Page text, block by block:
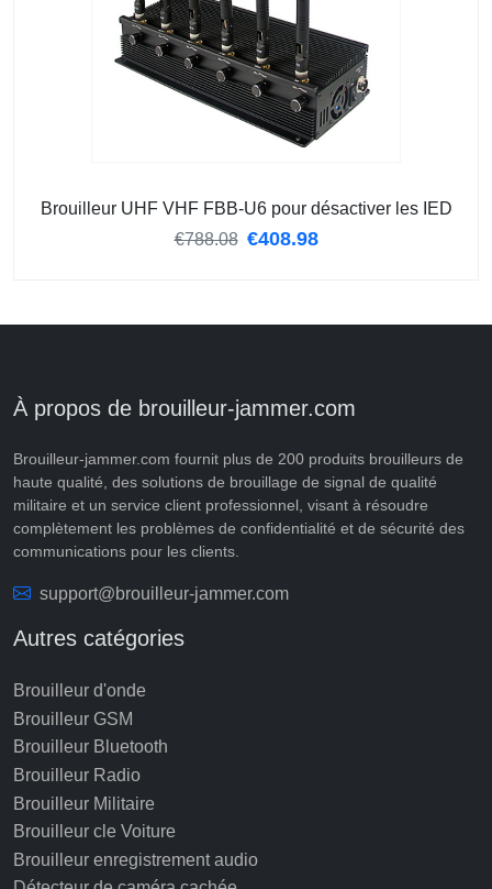
Brouilleur UHF VHF FBB-U6 pour désactiver les IED
€788.08 €408.98
À propos de brouilleur-jammer.com
Brouilleur-jammer.com fournit plus de 200 produits brouilleurs de
haute qualité, des solutions de brouillage de signal de qualité
militaire et un service client professionnel, visant à résoudre
complètement les problèmes de confidentialité et de sécurité des
communications pour les clients.
support@brouilleur-jammer.com
Autres catégories
Brouilleur d'onde
Brouilleur GSM
Brouilleur Bluetooth
Brouilleur Radio
Brouilleur Militaire
Brouilleur cle Voiture
Brouilleur enregistrement audio